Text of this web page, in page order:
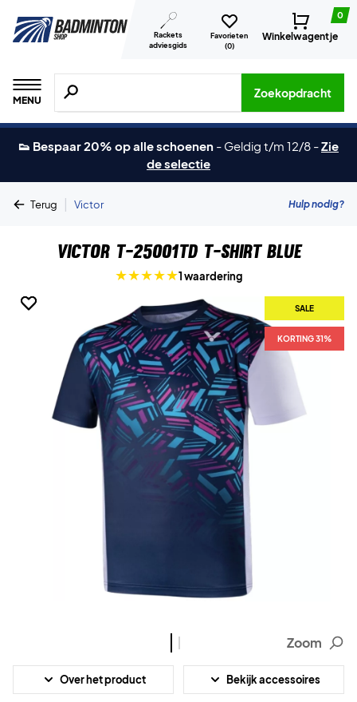
Rackets
adviesgids
Favorieten
(0)
0
Winkelwagentje
MENU
Zoeken naar producten, merken etc.
Zoekopdracht
👟 Bespaar 20% op alle schoenen - Geldig t/m 12/8 -Zie
de selectie
Terug | Victor Hulp nodig?
Victor T-25001TD T-shirt Blue
1 waardering
SALE
KORTING 31%
SALE
KORTING 31%
Zoom
Over het product Bekijk accessoires